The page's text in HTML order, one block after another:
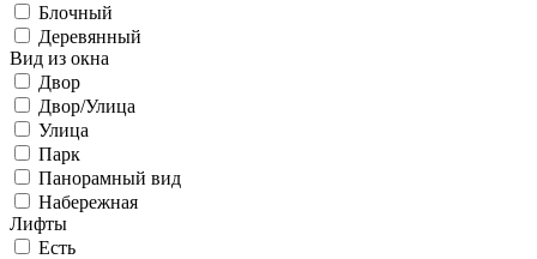
Блочный
Деревянный
Вид из окна
Двор
Двор/Улица
Улица
Парк
Панорамный вид
Набережная
Лифты
Есть